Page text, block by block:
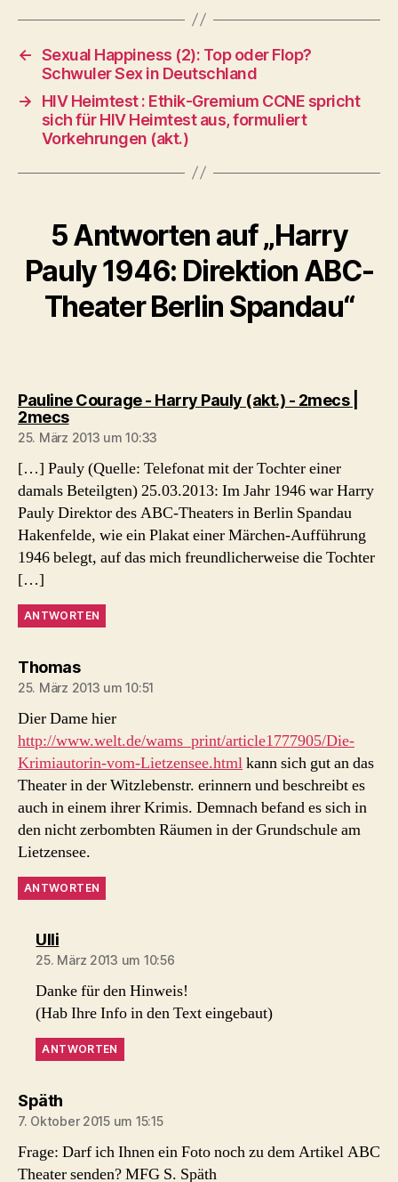
← Sexual Happiness (2): Top oder Flop?
Schwuler Sex in Deutschland
→
HIV Heimtest : Ethik-Gremium CCNE spricht
sich für HIV Heimtest aus, formuliert
Vorkehrungen (akt.)
5 Antworten auf „Harry
Pauly 1946: Direktion ABC-
Theater Berlin Spandau“
Pauline Courage - Harry Pauly (akt.) - 2mecs |
2mecssagt:
25. März 2013 um 10:33
[…] Pauly (Quelle: Telefonat mit der Tochter einer
damals Beteilgten) 25.03.2013: Im Jahr 1946 war Harry
Pauly Direktor des ABC-Theaters in Berlin Spandau
Hakenfelde, wie ein Plakat einer Märchen-Aufführung
1946 belegt, auf das mich freundlicherweise die Tochter
[…]
ANTWORTEN
Thomassagt:
25. März 2013 um 10:51
Dier Dame hier
http://www.welt.de/wams_print/article1777905/Die-
Krimiautorin-vom-Lietzensee.htmlkann sich gut an das
Theater in der Witzlebenstr. erinnern und beschreibt es
auch in einem ihrer Krimis. Demnach befand es sich in
den nicht zerbombten Räumen in der Grundschule am
Lietzensee.
ANTWORTEN
Ullisagt:
25. März 2013 um 10:56
Danke für den Hinweis!
(Hab Ihre Info in den Text eingebaut)
ANTWORTEN
Späthsagt:
7. Oktober 2015 um 15:15
Frage: Darf ich Ihnen ein Foto noch zu dem Artikel ABC
Theater senden? MFG S. Späth